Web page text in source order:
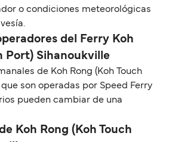
o condiciones meteorológicas
del Ferry Koh
Port) Sihanoukville
de Koh Rong (Koh Touch
son operadas por Speed Ferry
pueden cambiar de una
Koh Rong (Koh Touch